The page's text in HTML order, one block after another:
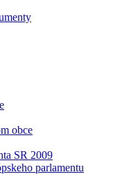
obce
SR 2009
parlamentu